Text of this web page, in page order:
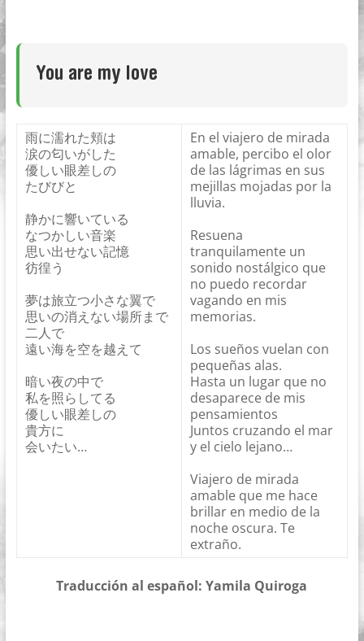
Buenos
You are my love
雨に濡れた頬は
涙の匂いがした
優しい眼差しの
たびびと
静かに響いている
なつかしい音楽
思い出せない記憶
彷徨う
夢は旅立つ小さな翼で
思いの消えない場所まで
二人で
遠い海を空を越えて
暗い夜の中で
私を照らしてる
優しい眼差しの
貴方に
会いたい…
En el viajero de mirada
amable, percibo el olor
de las lágrimas en sus
mejillas mojadas por la
lluvia.
Resuena
tranquilamente un
sonido nostálgico que
no puedo recordar
vagando en mis
memorias.
Los sueños vuelan con
pequeñas alas.
Hasta un lugar que no
desaparece de mis
pensamientos
Juntos cruzando el mar
y el cielo lejano…
Viajero de mirada
amable que me hace
brillar en medio de la
noche oscura. Te
extraño.
Traducción al español: Yamila Quiroga